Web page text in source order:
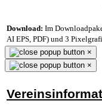
Download: Im
AI EPS, PDF) und 3
×
×